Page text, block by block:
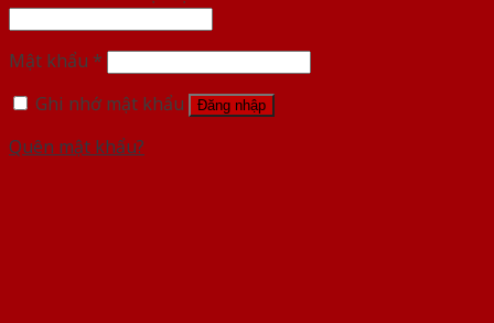
Mật khẩu *
Ghi nhớ mật khẩu
Đăng nhập
Quên mật khẩu?